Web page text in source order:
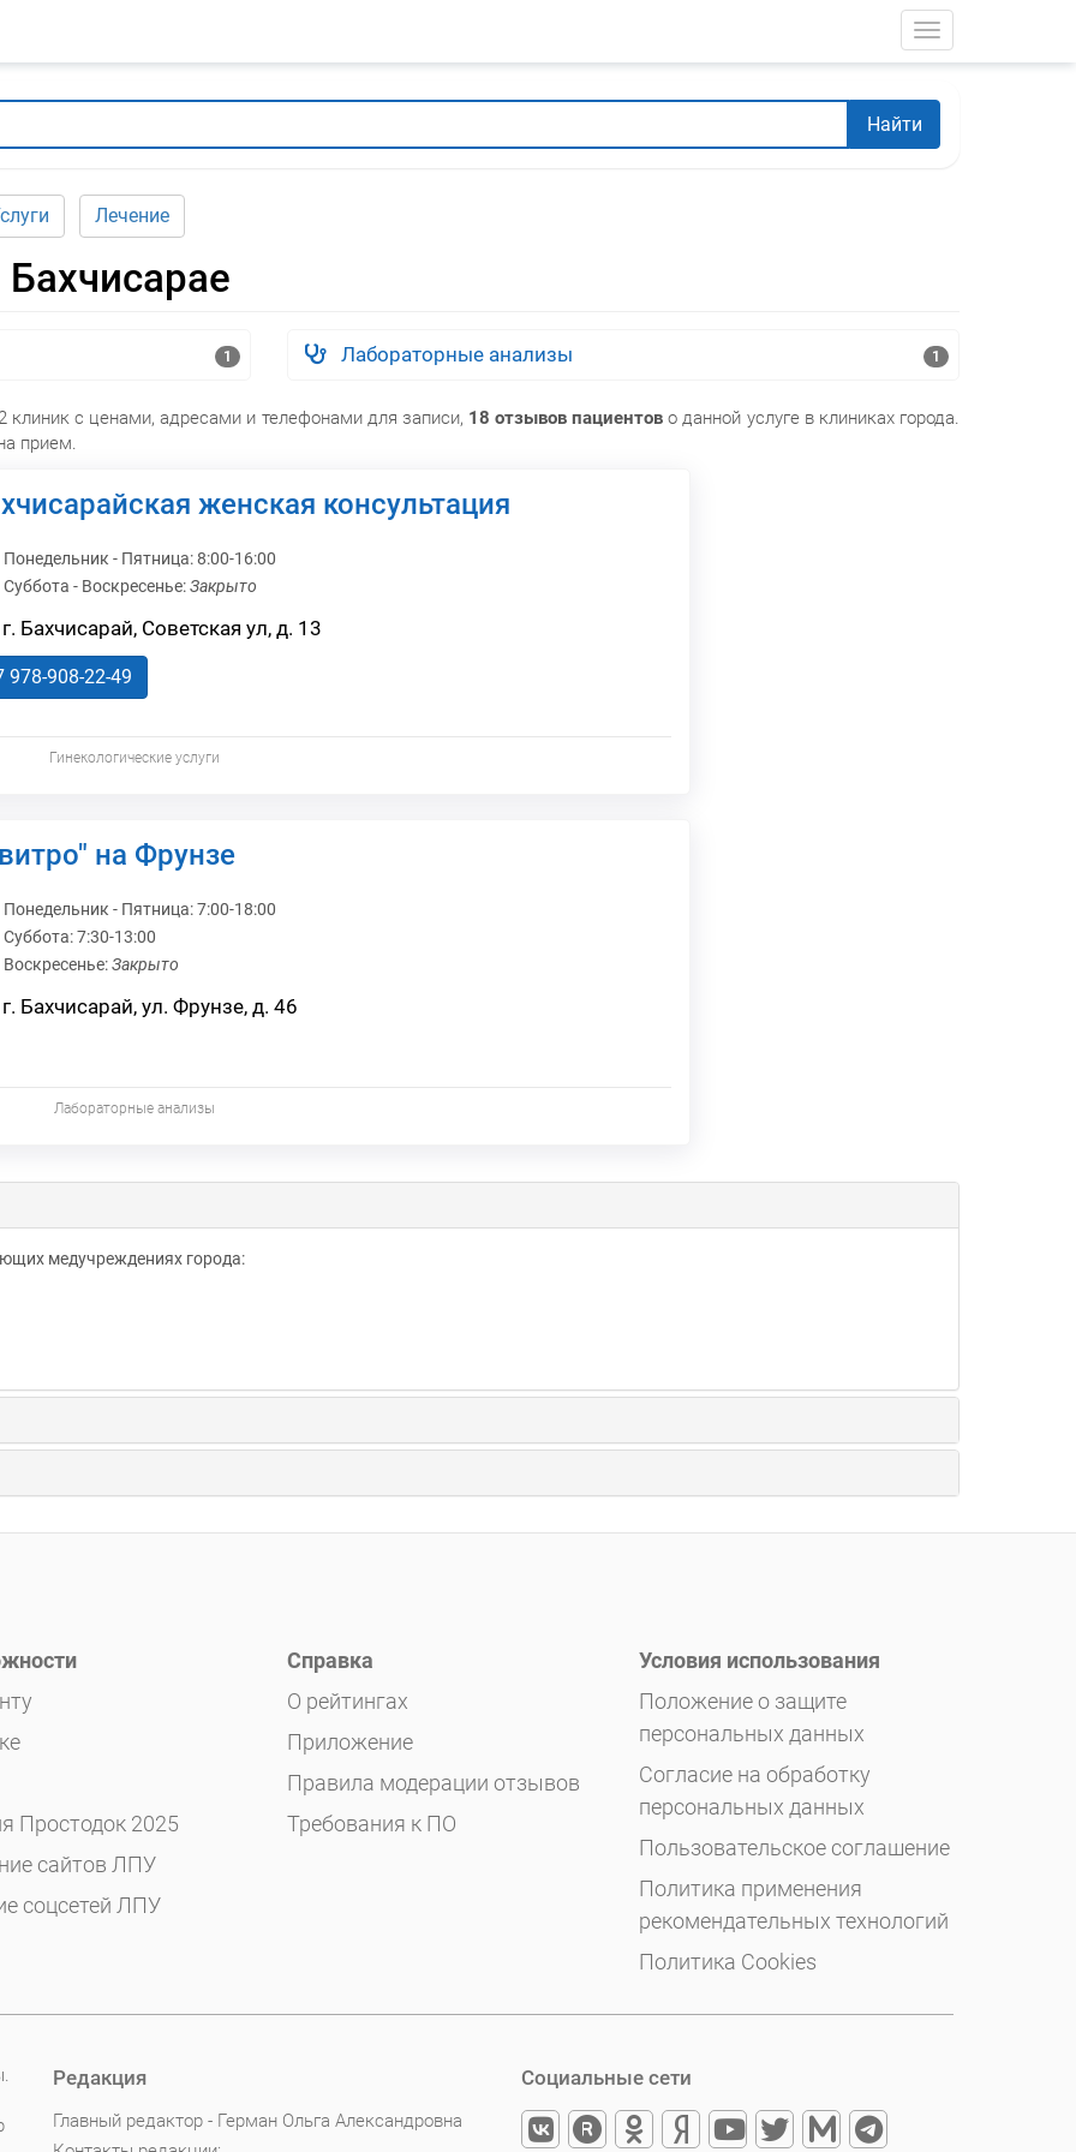
Toggle
Найти
Лечение
1 Лабораторные анализы 1
клиник с ценами, адресами и телефонами для записи, 18 отзывов пациентов о данной услуге в клиниках города.
прием.
женская консультация
Понедельник - Пятница:8:00-16:00
Суббота - Воскресенье:Закрыто
Бахчисарай, Советская ул, д. 13
978-908-22-49
Гинекологические услуги
на Фрунзе
Понедельник - Пятница:7:00-18:00
Суббота:7:30-13:00
Воскресенье:Закрыто
Бахчисарай, ул. Фрунзе, д. 46
Лабораторные анализы
медучреждениях города:
Простодок 2025
сайтов ЛПУ
соцсетей ЛПУ
Справка
О рейтингах
Приложение
Правила модерации отзывов
Требования к ПО
Условия использования
Положение о защите
персональных данных
Согласие на обработку
персональных данных
Пользовательское соглашение
Политика применения
рекомендательных технологий
Политика Cookies
Редакция
Главный редактор - Герман Ольга Александровна
Социальные сети